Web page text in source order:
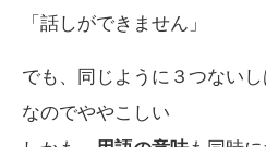
「話しができません」
でも、同じように３つない
なのでややこしい